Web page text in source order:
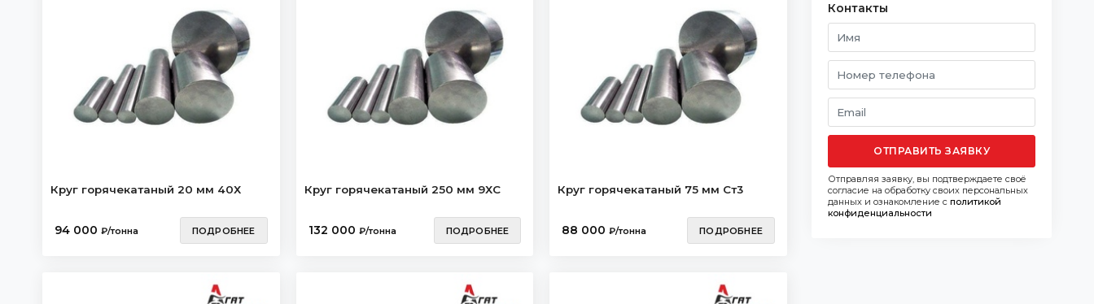
Круг горячекатаный 20 мм 40Х
94 000 ₽/тонна ПОДРОБНЕЕ
Круг горячекатаный 250 мм 9ХС
132 000 ₽/тонна ПОДРОБНЕЕ
Круг горячекатаный 75 мм Ст3
88 000₽/тонна ПОДРОБНЕЕ
Контакты
ОТПРАВИТЬ ЗАЯВКУ
Отправляя заявку, вы подтверждаете своё
согласие на обработку своих персональных
данных и ознакомление с политикой
конфиденциальности